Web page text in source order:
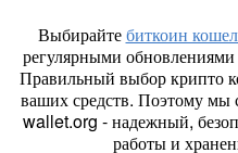
Выбирайтебиткоин
регулярными
Правильный выбор крипто
ваших средств. Поэтому мы
wallet.org - надежный,
работы и